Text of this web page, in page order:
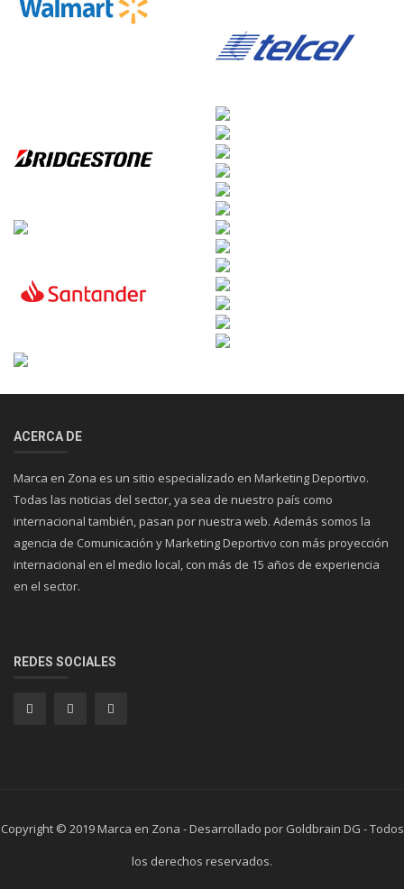
ACERCA DE
Marca en Zona es un sitio especializado en Marketing Deportivo.
Todas las noticias del sector, ya sea de nuestro país como
internacional también, pasan por nuestra web. Además somos la
agencia de Comunicación y Marketing Deportivo con más proyección
internacional en el medio local, con más de 15 años de experiencia
en el sector.
REDES SOCIALES
Copyright © 2019 Marca en Zona - Desarrollado por Goldbrain DG - Todos
los derechos reservados.